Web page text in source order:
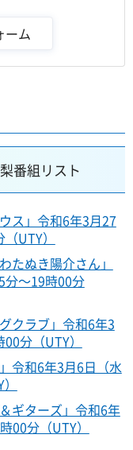
番組リスト
ス」令和6年3月27
UTY）
ぬき陽介さん」
分～19時00分
クラブ」令和6年3
分（UTY）
令和6年3月6日（水
ギターズ」令和6年
00分（UTY）